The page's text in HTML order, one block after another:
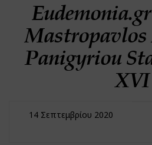
Mastropavlos
Panigyriou
XVI
14 Σεπτεμβρίου 2020